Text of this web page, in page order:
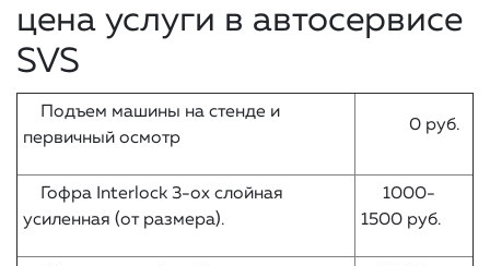
цена услуги в автосервисе
SVS
Подъем машины на стенде и
первичный осмотр
0 руб.
Гофра Interlock 3-ох слойная
усиленная (от размера).
1000-
1500 руб.